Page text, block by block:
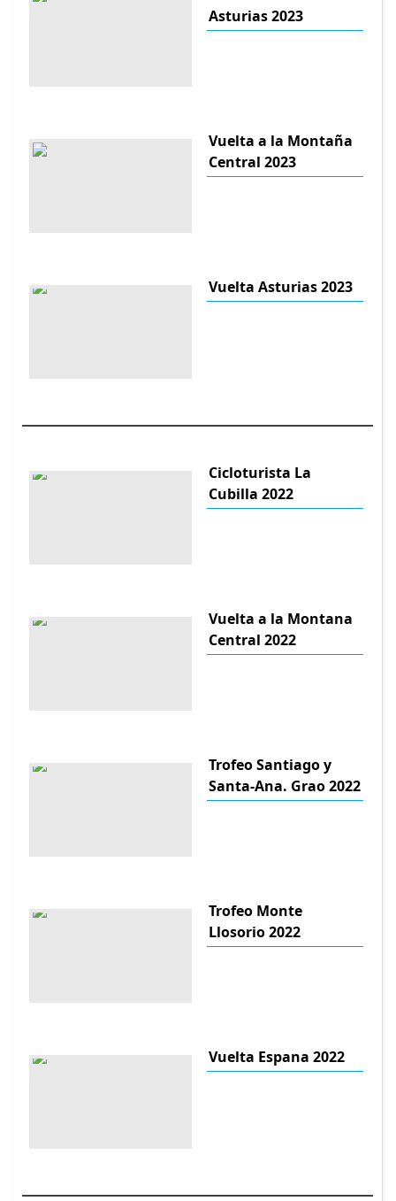
Asturias 2023
Vuelta a la Montaña
Central 2023
Vuelta Asturias 2023
Cicloturista La
Cubilla 2022
Vuelta a la Montana
Central 2022
Trofeo Santiago y
Santa-Ana. Grao 2022
Trofeo Monte
Llosorio 2022
Vuelta Espana 2022